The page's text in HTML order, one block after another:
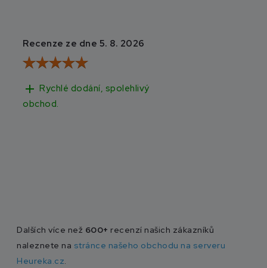
Recenze ze dne 5. 8. 2026
add Rychlé dodání, spolehlivý
obchod.
Dalších více než 600+ recenzí našich zákazníků
naleznete na stránce našeho obchodu na serveru
Heureka.cz.